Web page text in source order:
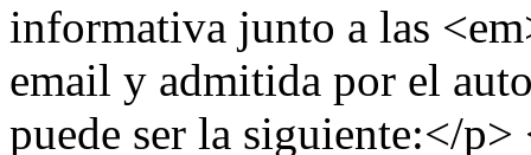
informativa junto a las
email y admitida por el
puede ser la siguiente:</